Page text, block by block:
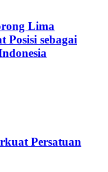
Lima
Posisi sebagai
Persatuan